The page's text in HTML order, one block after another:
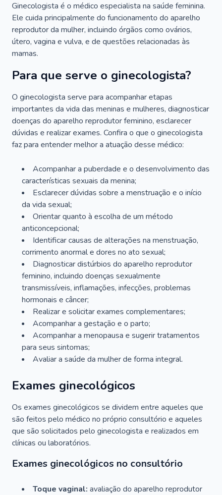
Ginecologista é o médico especialista na saúde feminina.
Ele cuida principalmente do funcionamento do aparelho
reprodutor da mulher, incluindo órgãos como ovários,
útero, vagina e vulva, e de questões relacionadas às
mamas.
Para que serve o ginecologista?
O ginecologista serve para acompanhar etapas
importantes da vida das meninas e mulheres, diagnosticar
doenças do aparelho reprodutor feminino, esclarecer
dúvidas e realizar exames. Confira o que o ginecologista
faz para entender melhor a atuação desse médico:
Acompanhar a puberdade e o desenvolvimento das
características sexuais da menina;
Esclarecer dúvidas sobre a menstruação e o início
da vida sexual;
Orientar quanto à escolha de um método
anticoncepcional;
Identificar causas de alterações na menstruação,
corrimento anormal e dores no ato sexual;
Diagnosticar distúrbios do aparelho reprodutor
feminino, incluindo doenças sexualmente
transmissíveis, inflamações, infecções, problemas
hormonais e câncer;
Realizar e solicitar exames complementares;
Acompanhar a gestação e o parto;
Acompanhar a menopausa e sugerir tratamentos
para seus sintomas;
Avaliar a saúde da mulher de forma integral.
Exames ginecológicos
Os exames ginecológicos se dividem entre aqueles que
são feitos pelo médico no próprio consultório e aqueles
que são solicitados pelo ginecologista e realizados em
clínicas ou laboratórios.
Exames ginecológicos no consultório
Toque vaginal: avaliação do aparelho reprodutor